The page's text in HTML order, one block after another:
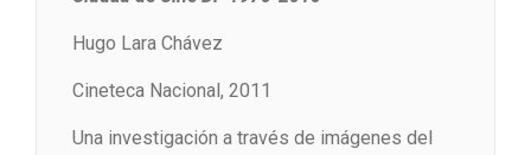
Hugo Lara Chávez
Cineteca Nacional, 2011
Una investigación a través de imágenes del